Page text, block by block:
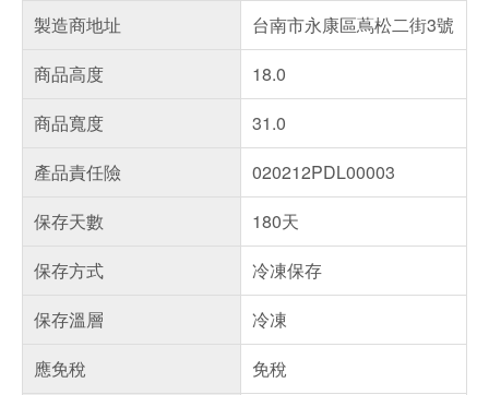
製造商地址
台南市永康區蔦松二街3號
商品高度
18.0
商品寬度
31.0
產品責任險
020212PDL00003
保存天數
180天
保存方式
冷凍保存
保存溫層
冷凍
應免稅
免稅